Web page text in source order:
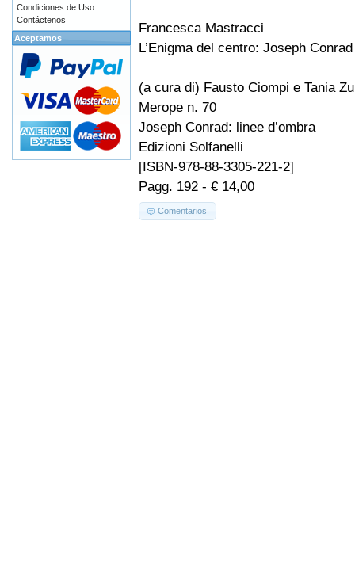
Francesca Mastracci
L’Enigma del centro: Joseph
(a cura di) Fausto Ciompi e Tania
Merope n. 70
Joseph Conrad: linee d’ombra
Edizioni Solfanelli
[ISBN-978-88-3305-221-2]
Pagg. 192 - € 14,00
Comentarios
Condiciones de Uso
Contáctenos
Aceptamos